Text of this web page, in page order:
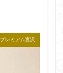
プレミアム宮沢